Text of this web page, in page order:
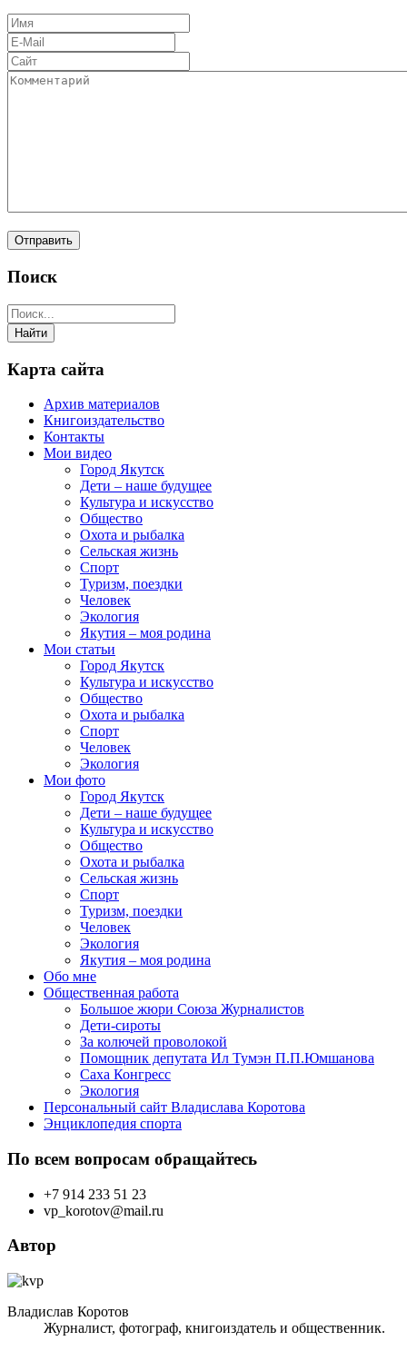
Поиск
Карта сайта
Архив материалов
Книгоиздательство
Контакты
Мои видео
Город Якутск
Дети – наше будущее
Культура и искусство
Общество
Охота и рыбалка
Сельская жизнь
Спорт
Туризм, поездки
Человек
Экология
Якутия – моя родина
Мои статьи
Город Якутск
Культура и искусство
Общество
Охота и рыбалка
Спорт
Человек
Экология
Мои фото
Город Якутск
Дети – наше будущее
Культура и искусство
Общество
Охота и рыбалка
Сельская жизнь
Спорт
Туризм, поездки
Человек
Экология
Якутия – моя родина
Обо мне
Общественная работа
Большое жюри Союза Журналистов
Дети-сироты
За колючей проволокой
Помощник депутата Ил Тумэн П.П.Юмшанова
Саха Конгресс
Экология
Персональный сайт Владислава Коротова
Энциклопедия спорта
По всем вопросам обращайтесь
+7 914 233 51 23
vp_korotov@mail.ru
Автор
Владислав Коротов
Журналист, фотограф, книгоиздатель и общественник.